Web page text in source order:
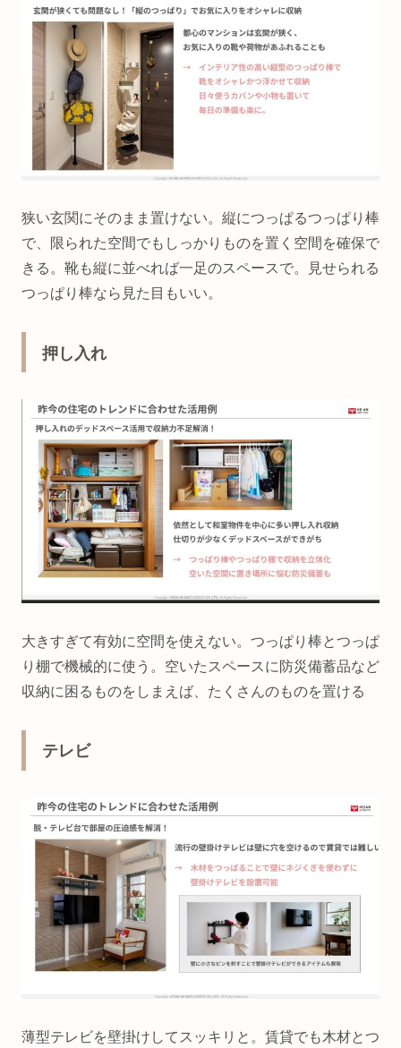
狭い玄関にそのまま置けない。縦につっぱるつっぱり棒
で、限られた空間でもしっかりものを置く空間を確保で
きる。靴も縦に並べれば一足のスペースで。見せられる
つっぱり棒なら見た目もいい。
押し入れ
大きすぎて有効に空間を使えない。つっぱり棒とつっぱ
り棚で機械的に使う。空いたスペースに防災備蓄品など
収納に困るものをしまえば、たくさんのものを置ける
テレビ
薄型テレビを壁掛けしてスッキリと。賃貸でも木材とつ